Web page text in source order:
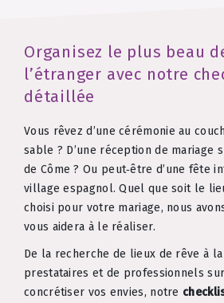
Organisez le plus beau
l’étranger avec notre
détaillée
Vous rêvez d’une cérémonie au
sable ? D’une réception de mariage
de Côme ? Ou peut‑être d’une fête
village espagnol. Quel que soit le
choisi pour votre mariage, nous
vous aidera à le réaliser.
De la recherche de lieux de rêve à
prestataires et de professionnels
concrétiser vos envies, notre